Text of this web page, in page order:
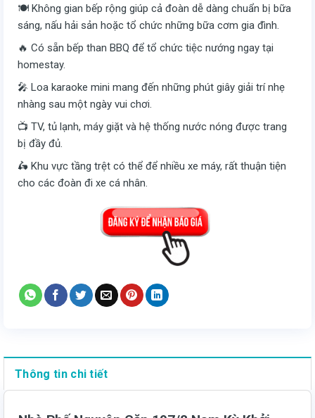
🍽️ Không gian bếp rộng giúp cả đoàn dễ dàng chuẩn bị bữa
sáng, nấu hải sản hoặc tổ chức những bữa cơm gia đình.
🔥 Có sẵn bếp than BBQ để tổ chức tiệc nướng ngay tại
homestay.
🎤 Loa karaoke mini mang đến những phút giây giải trí nhẹ
nhàng sau một ngày vui chơi.
📺 TV, tủ lạnh, máy giặt và hệ thống nước nóng được trang
bị đầy đủ.
🛵 Khu vực tầng trệt có thể để nhiều xe máy, rất thuận tiện
cho các đoàn đi xe cá nhân.
Thông tin chi tiết